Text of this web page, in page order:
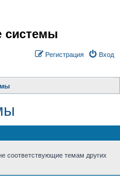
системы
Вход
Регистрация
соответствующие темам других